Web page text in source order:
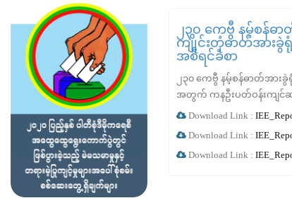
၂၃၀ ကေဗွီ နမ့်စန်ဓာ
ကျိုင်းတုံဓာတ်အားခွဲရုံ
အစီရင်ခံစာ
၂၃၀ ကေဗွီ နမ့်စန်ဓာတ်အားခွဲ
အတွက် ကနဦးပတ်ဝန်းကျင်ဆန်း
Download Link :
Download Link :
Download Link :